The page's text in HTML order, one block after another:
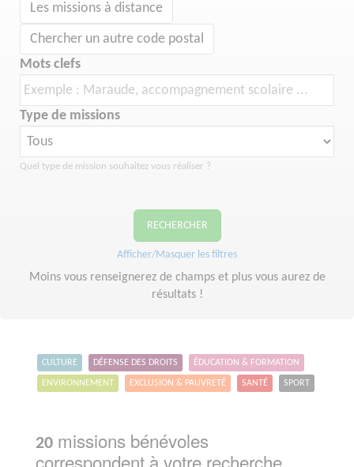
Les missions à distance
Chercher un autre code postal
Mots clefs
Type de missions
Quel type de mission souhaitez vous réaliser ?
RECHERCHER
Afficher/Masquer les filtres
Moins vous renseignerez de champs et plus vous aurez de
résultats !
CULTURE DÉFENSE DES DROITS ÉDUCATION & FORMATION
ENVIRONNEMENT EXCLUSION & PAUVRETÉ SANTÉ SPORT
20 missions bénévoles
correspondent à votre recherche